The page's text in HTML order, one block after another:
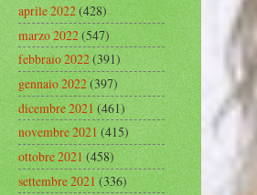
aprile 2022(428)
marzo 2022(547)
febbraio 2022(391)
gennaio 2022(397)
dicembre 2021(461)
novembre 2021(415)
ottobre 2021(458)
settembre 2021(336)